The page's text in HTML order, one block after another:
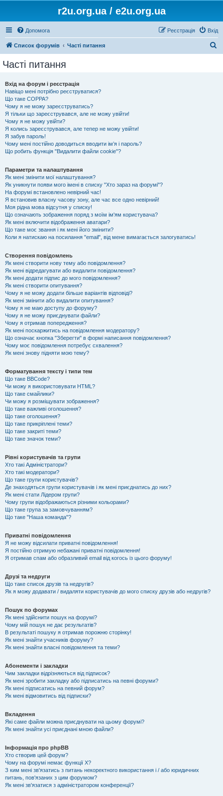
r2u.org.ua / e2u.org.ua
Допомога Вхід
Реєстрація
Список форумів Часті питання
Часті питання
Вхід на форум і реєстрація
Навіщо мені потрібно реєструватися?
Що таке COPPA?
Чому я не можу зареєструватись?
Я тільки що зареєструвався, але не можу увійти!
Чому я не можу увійти?
Я колись зареєструвався, але тепер не можу увійти!
Я забув пароль!
Чому мені постійно доводиться вводити ім’я і пароль?
Що робить функція "Видалити файли cookie"?
Параметри та налаштування
Як мені змінити мої налаштування?
Як уникнути появи мого імені в списку "Хто зараз на форумі"?
На форумі встановлено невірний час!
Я встановив власну часову зону, але час все одно невірний!
Моя рідна мова відсутня у списку!
Що означають зображення поряд з моїм ім'ям користувача?
Як мені включити відображення аватари?
Що таке моє звання і як мені його змінити?
Коли я натискаю на посилання "email", від мене вимагається залогуватись!
Створення повідомлень
Як мені створити нову тему або повідомлення?
Як мені відредагувати або видалити повідомлення?
Як мені додати підпис до мого повідомлення?
Як мені створити опитування?
Чому я не можу додати більше варіантів відповіді?
Як мені змінити або видалити опитування?
Чому я не маю доступу до форуму?
Чому я не можу приєднувати файли?
Чому я отримав попередження?
Як мені поскаржитись на повідомлення модератору?
Що означає кнопка "Зберегти" в формі написання повідомлення?
Чому моє повідомлення потребує схвалення?
Як мені знову підняти мою тему?
Форматування тексту і типи тем
Що таке BBCode?
Чи можу я використовувати HTML?
Що таке смайлики?
Чи можу я розміщувати зображення?
Що таке важливі оголошення?
Що таке оголошення?
Що таке прикріплені теми?
Що таке закриті теми?
Що таке значок теми?
Рівні користувачів та групи
Хто такі Адміністратори?
Хто такі модератори?
Що таке групи користувачів?
Де знаходяться групи користувачів і як мені приєднатись до них?
Як мені стати Лідером групи?
Чому групи відображаються різними кольорами?
Що таке група за замовчуванням?
Що таке "Наша команда"?
Приватні повідомлення
Я не можу відсилати приватні повідомлення!
Я постійно отримую небажані приватні повідомлення!
Я отримав спам або образливий email від когось із цього форуму!
Друзі та недруги
Що таке список друзів та недругів?
Як я можу додавати / видаляти користувачів до мого списку друзів або недругів?
Пошук по форумах
Як мені здійснити пошук на форумі?
Чому мій пошук не дає результатів?
В результаті пошуку я отримав порожню сторінку!
Як мені знайти учасників форуму?
Як мені знайти власні повідомлення та теми?
Абонементи і закладки
Чим закладки відрізняються від підписок?
Як мені зробити закладку або підписатись на певні форуми?
Як мені підписатись на певний форум?
Як мені відмовитись від підписки?
Вкладення
Які саме файли можна приєднувати на цьому форумі?
Як мені знайти усі приєднані мною файли?
Інформація про phpBB
Хто створив цей форум?
Чому на форумі немає функції X?
З ким мені зв'язатись з питань некоректного використання і / або юридичних
питань, пов'язаних з цим форумом?
Як мені зв'язатися з адміністратором конференції?